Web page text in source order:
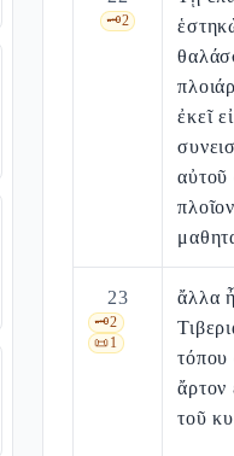
🗝️2
ἐκεῖ
αὐτοῦ
23
🗝️2
📜1
ἄλλα
τόπου
ἄρτον
τοῦ